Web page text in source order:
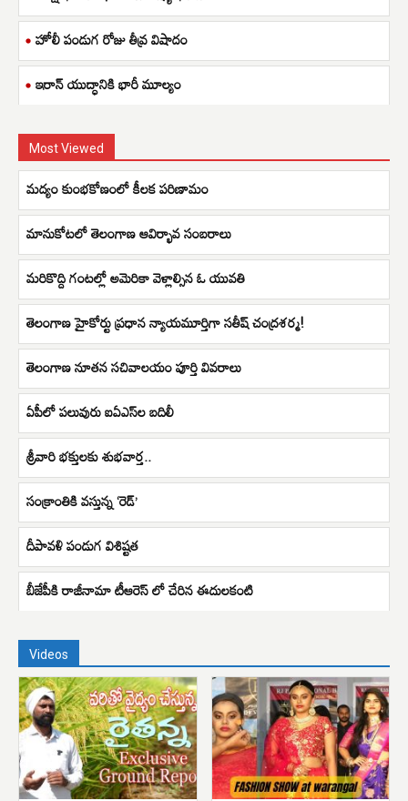
హోలీ పండుగ రోజు తీవ్ర విషాదం
ఇరాన్ యుద్ధానికి భారీ మూల్యం
Most Viewed
మద్యం కుంభకోణంలో కీలక పరిణామం
మానుకోటలో తెలంగాణ ఆవిర్భావ సంబరాలు
మరికొద్ది గంటల్లో అమెరికా వెళ్లాల్సిన ఓ యువతి
తెలంగాణ హైకోర్టు ప్రధాన న్యాయమూర్తిగా సతీష్ చంద్రశర్మ!
తెలంగాణ నూతన సచివాలయం పూర్తి వివరాలు
ఏపీలో పలువురు ఐఏఎస్​ల బదిలీ
శ్రీవారి భక్తులకు శుభవార్త..
సంక్రాంతికి వస్తున్న ‘రెడ్’
దీపావళి పండుగ విశిష్టత
బీజేపీకి రాజీనామా టీఆరెస్ లో చేరిన ఈదులకంటి
Videos